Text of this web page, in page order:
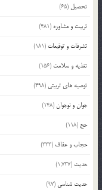
تحصیل (65)
تربیت و مشاوره (481)
تشرفات و توقیعات (181)
تغذیه و سلامت (156)
توصیه های تربیتی (498)
جوان و نوجوان(148)
حج (118)
حجاب و عفاف (333)
حدیث (1,737)
حدیث شناسی (97)